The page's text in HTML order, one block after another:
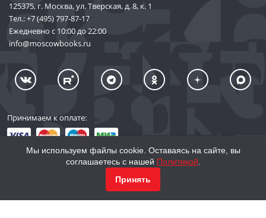
125375, г. Москва, ул. Тверская, д. 8, к. 1
Тел.:+7 (495) 797-87-17
Ежедневно с 10:00 до 22:00
info@moscowbooks.ru
Принимаем к оплате:
© 2002–2026 «Торговый Дом Книги «МОСКВА»
Мы используем файлы cookie. Оставаясь на сайте, вы
соглашаетесь с нашей Политикой
Принять